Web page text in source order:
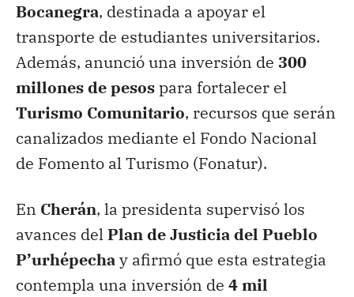
Bocanegra, destinada a apoyar el
transporte de estudiantes universitarios.
Además, anunció una inversión de 300
millones de pesospara fortalecer el
Turismo Comunitario, recursos que serán
canalizados mediante el Fondo Nacional
de Fomento al Turismo (Fonatur).
En Cherán, la presidenta supervisó los
avances delPlan de Justicia del Pueblo
P’urhépechay afirmó que esta estrategia
contempla una inversión de 4 mil